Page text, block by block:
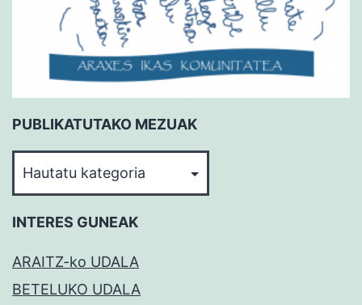
PUBLIKATUTAKO MEZUAK
INTERES GUNEAK
ARAITZ-ko UDALA
BETELUKO UDALA